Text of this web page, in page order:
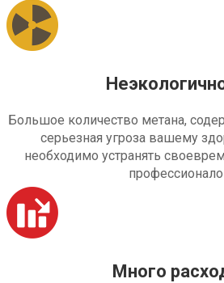
Большое количество метана,
серьезная угроза вашему
необходимо устранять
Много